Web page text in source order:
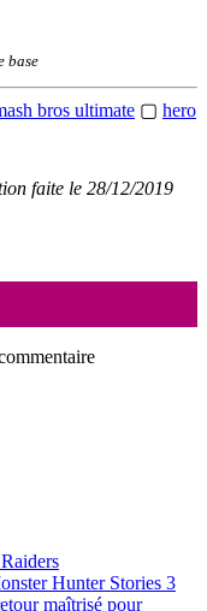
base
bros ultimate ▢ hero
faite le 28/12/2019
Hunter Stories 3
maîtrisé pour